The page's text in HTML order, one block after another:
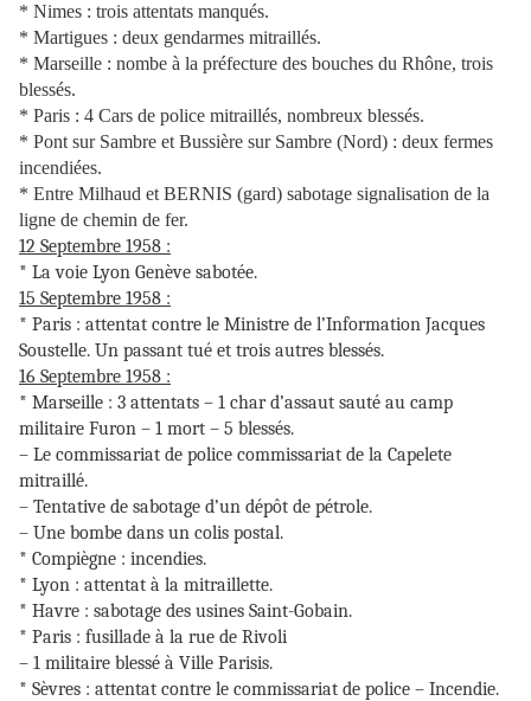
* Nimes : trois attentats manqués.
* Martigues : deux gendarmes mitraillés.
* Marseille : nombe à la préfecture des bouches du Rhône, trois
blessés.
* Paris : 4 Cars de police mitraillés, nombreux blessés.
* Pont sur Sambre et Bussière sur Sambre (Nord) : deux fermes
incendiées.
* Entre Milhaud et BERNIS (gard) sabotage signalisation de la
ligne de chemin de fer.
12 Septembre 1958 :
* La voie Lyon Genève sabotée.
15 Septembre 1958 :
* Paris : attentat contre le Ministre de l’Information Jacques
Soustelle. Un passant tué et trois autres blessés.
16 Septembre 1958 :
* Marseille : 3 attentats – 1 char d’assaut sauté au camp
militaire Furon – 1 mort – 5 blessés.
– Le commissariat de police commissariat de la Capelete
mitraillé.
– Tentative de sabotage d’un dépôt de pétrole.
– Une bombe dans un colis postal.
* Compiègne : incendies.
* Lyon : attentat à la mitraillette.
* Havre : sabotage des usines Saint-Gobain.
* Paris : fusillade à la rue de Rivoli
– 1 militaire blessé à Ville Parisis.
* Sèvres : attentat contre le commissariat de police – Incendie.